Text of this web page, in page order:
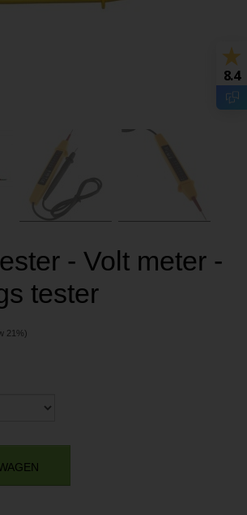
- Volt meter -
tester
8.4